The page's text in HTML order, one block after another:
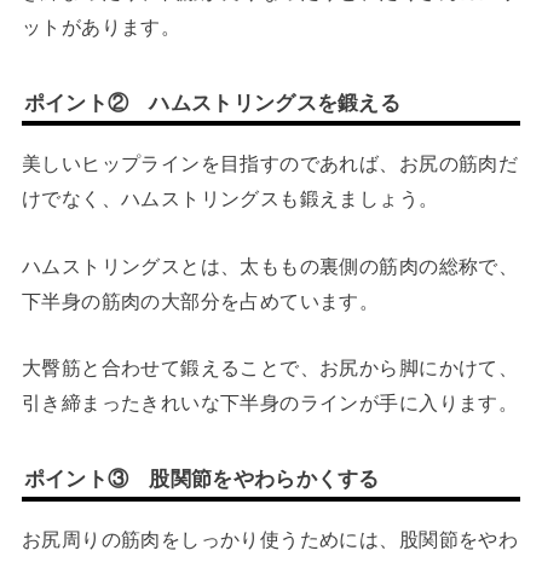
ットがあります。
ポイント② ハムストリングスを鍛える
美しいヒップラインを目指すのであれば、お尻の筋肉だ
けでなく、ハムストリングスも鍛えましょう。
ハムストリングスとは、太ももの裏側の筋肉の総称で、
下半身の筋肉の大部分を占めています。
大臀筋と合わせて鍛えることで、お尻から脚にかけて、
引き締まったきれいな下半身のラインが手に入ります。
ポイント③ 股関節をやわらかくする
お尻周りの筋肉をしっかり使うためには、股関節をやわ